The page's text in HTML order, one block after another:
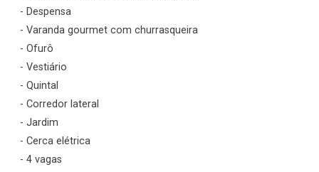
- Despensa
- Varanda gourmet com churrasqueira
- Ofurô
- Vestiário
- Quintal
- Corredor lateral
- Jardim
- Cerca elétrica
- 4 vagas